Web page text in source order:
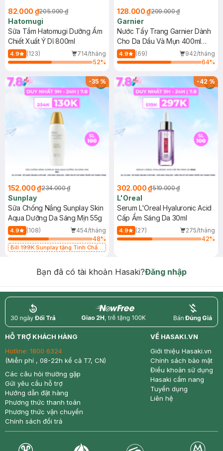
82.000 ₫205.000 ₫
Hatomugi
Sữa Tắm Hatomugi Dưỡng Ẩm
Chiết Xuất Ý Dĩ 800ml
4.9 (123)
714/tháng
52%
128.000 ₫209.000 ₫
Garnier
Nước Tẩy Trang Garnier Dành
Cho Da Dầu Và Mụn 400ml
(Mới)
4.9 (69)
942/tháng
64%
-35%
152.000 ₫234.000 ₫
Sunplay
Sữa Chống Nắng Sunplay Skin
Aqua Dưỡng Da Sáng Mịn 55g
4.9 (108)
454/tháng
48%
Bill 199K Sunplay tặng Tinh Chất
-42%
302.000 ₫519.000 ₫
L'Oreal
Serum L'Oreal Hyaluronic Acid
Cấp Ẩm Sáng Da 30ml
4.9 (27)
275/tháng
42%
Bạn đã có tài khoản Hasaki?Đăng nhập
return nowfree price
HỖ TRỢ KHÁCH HÀNG
Hotline: 1800 6324
(Miễn phí , 08-22h kể cả T7, CN)
Các câu hỏi thường gặp
Gửi yêu cầu hỗ trợ
Hướng dẫn đặt hàng
Phương thức thanh toán
Phương thức vận chuyển
Chính sách đổi trả
VỀ HASAKI.VN
Giới thiệu Hasaki.vn
Chính sách bảo mật
Điều khoản sử dụng
Hasaki cẩm nang
Tuyển dụng
Liên hệ